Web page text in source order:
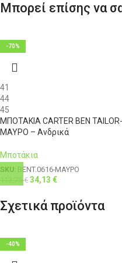
XXL 54 42
3XL
Μπορεί επίσης να
-70%
41
44
45
ΜΠΟΤΑΚΙΑ CARTER BEN TAILOR-
ΜΑΥΡΟ – Ανδρικά
Μποτάκια
SKU: BENT.0616-ΜΑΥΡΟ
113,75€ 34,13 €
Σχετικά προϊόντα
-40%